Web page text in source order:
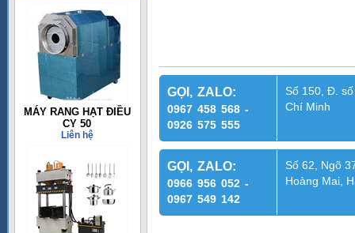
MÁY RANG HẠT ĐIỀU
CY 50
Liên hệ
GỌI, ZALO:
0967 458 568 -
0926 575 555
Số 150, Đ.
Chí Minh
GỌI, ZALO:
0966 956 052 -
0967 549 142
Số 62, Ngõ
Hoàng Mai,